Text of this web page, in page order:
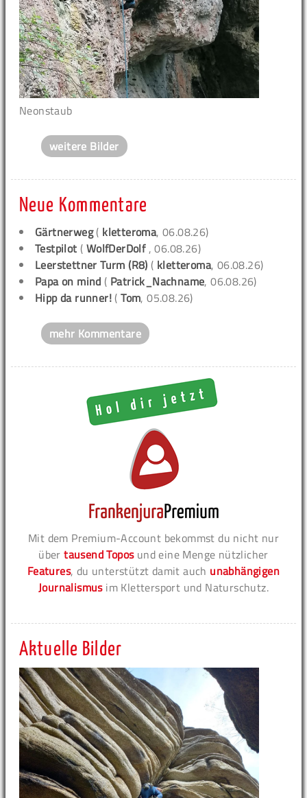
Neonstaub
weitere Bilder
Neue Kommentare
Gärtnerweg( kletteroma, 06.08.26)
Testpilot ( WolfDerDolf , 06.08.26)
Leerstettner Turm (R8) ( kletteroma, 06.08.26)
Papa on mind ( Patrick_Nachname, 06.08.26)
Hipp da runner! (Tom, 05.08.26)
mehr Kommentare
Mit dem Premium-Account bekommst du nicht nur
übertausend Toposund eine Menge nützlicher
Features, du unterstützt damit auch unabhängigen
Journalismusim Klettersport und Naturschutz.
Aktuelle Bilder